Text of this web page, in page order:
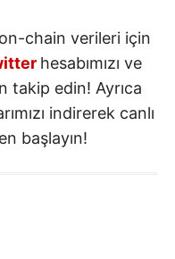
chain verileri için
hesabımızı ve
takip edin! Ayrıca
indirerek canlı
başlayın!